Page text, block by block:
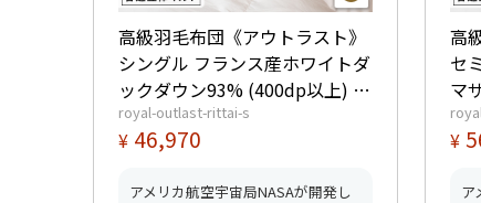
高級羽毛布団《アウトラスト》
シングル フランス産ホワイトダ
ックダウン93% (400dp以上) 羽
毛量1.2kg 【5つ星ロイヤルゴー
ルド取得】【グッドふとんマー
royal-outlast-rittai-s
¥ 46,970
アメリカ航空宇宙局NASAが開発し
高
セ
マ
羽
ー
¥
ア